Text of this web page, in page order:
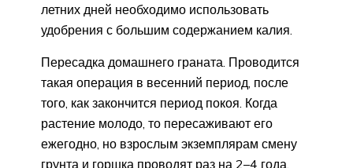
летних дней необходимо использовать
удобрения с большим содержанием калия.
Пересадка домашнего граната. Проводится
такая операция в весенний период, после
того, как закончится период покоя. Когда
растение молодо, то пересаживают его
ежегодно, но взрослым экземплярам смену
грунта и горшка проводят раз на 2–4 года.